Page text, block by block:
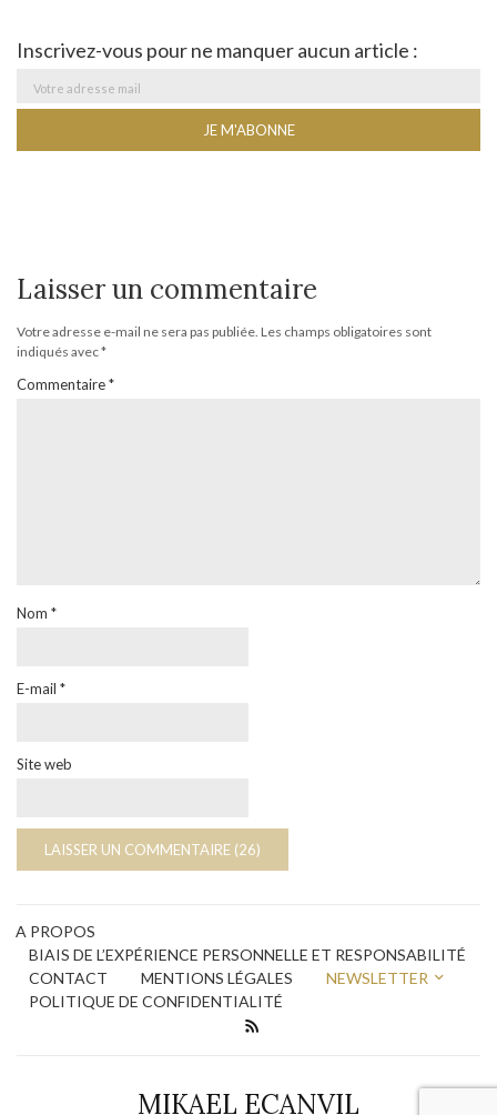
Inscrivez-vous pour ne manquer aucun article :
Laisser un commentaire
Votre adresse e-mail ne sera pas publiée. Les champs obligatoires sont
indiqués avec*
Commentaire*
Nom *
E-mail *
Site web
A PROPOS
BIAIS DE L’EXPÉRIENCE PERSONNELLE ET RESPONSABILITÉ
CONTACT
MENTIONS LÉGALES
NEWSLETTER
POLITIQUE DE CONFIDENTIALITÉ
MIKAEL ECANVIL